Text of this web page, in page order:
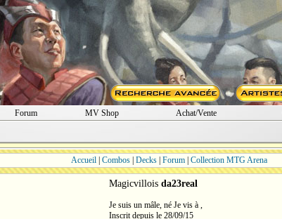
Forum MV Shop Achat/Vente
Accueil| Combos| Decks| Forum| Collection MTG Arena
Magicvillois da23real
Je suis un mâle, né Je vis à ,
Inscrit depuis le 28/09/15